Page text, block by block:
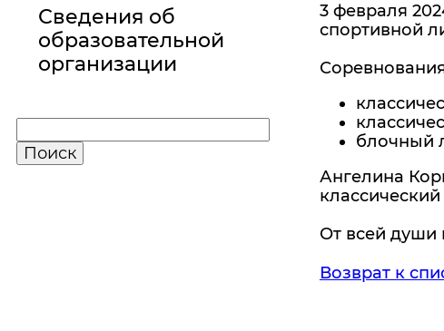
Сведения об
образовательной
организации
3 февраля
спортивной
блочный
Ангелина
От всей души
Возврат к